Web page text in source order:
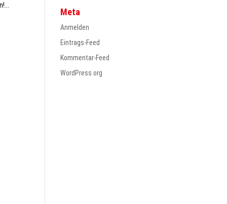
Meta
Anmelden
Eintrags-Feed
Kommentar-Feed
WordPress.org